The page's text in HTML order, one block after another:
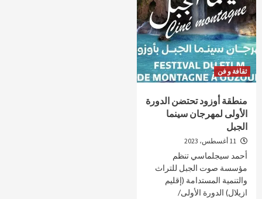
ثقافة و فن
منطقة أوزود تحتضن الدورة
الأولى لمهرجان سينما
الجبل
أحمد سيجلماسي تنظم
مؤسسة صوت الجبل للتراث
والتنمية المستدامة (إقليم
ازيلال) الدورة الأولى/